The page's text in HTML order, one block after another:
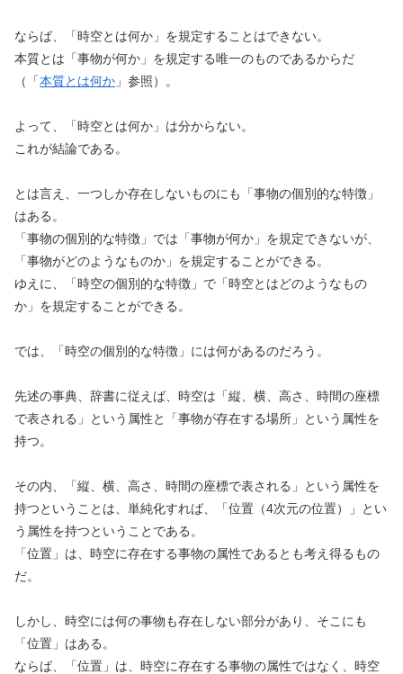
ならば、「時空とは何か」を規定することはできない。
本質とは「事物が何か」を規定する唯一のものであるからだ
（「本質とは何か 」参照）。
よって、「時空とは何か」は分からない。
これが結論である。
とは言え、一つしか存在しないものにも「事物の個別的な特徴」
はある。
「事物の個別的な特徴」では「事物が何か」を規定できないが、
「事物がどのようなものか」を規定することができる。
ゆえに、「時空の個別的な特徴」で「時空とはどのようなもの
か」を規定することができる。
では、「時空の個別的な特徴」には何があるのだろう。
先述の事典、辞書に従えば、時空は「縦、横、高さ、時間の座標
で表される」という属性と「事物が存在する場所」という属性を
持つ。
その内、「縦、横、高さ、時間の座標で表される」という属性を
持つということは、単純化すれば、「位置（4次元の位置）」とい
う属性を持つということである。
「位置」は、時空に存在する事物の属性であるとも考え得るもの
だ。
しかし、時空には何の事物も存在しない部分があり、そこにも
「位置」はある。
ならば、「位置」は、時空に存在する事物の属性ではなく、時空